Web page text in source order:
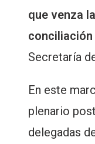
que venza
Secretaría
En este
plenario
delegadas